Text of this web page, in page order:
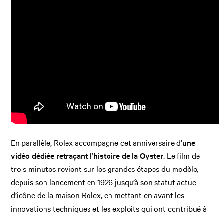
En parallèle, Rolex accompagne cet anniversaire d’une
vidéo dédiée retraçant l’histoire de la Oyster. Le film de
trois minutes revient sur les grandes étapes du modèle,
depuis son lancement en 1926 jusqu’à son statut actuel
d’icône de la maison Rolex, en mettant en avant les
innovations techniques et les exploits qui ont contribué à